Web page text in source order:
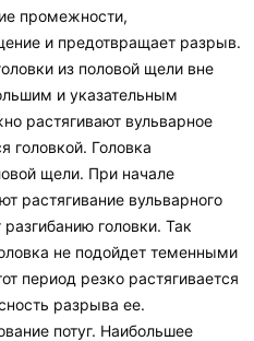
промежности,
и предотвращает разрыв.
из половой щели вне
и указательным
растягивают вульварное
головкой. Головка
щели. При начале
растягивание вульварного
головки. Так
не подойдет теменными
период резко растягивается
разрыва ее.
потуг. Наибольшее